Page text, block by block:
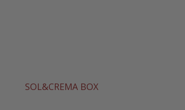
SOL&CREMA BOX